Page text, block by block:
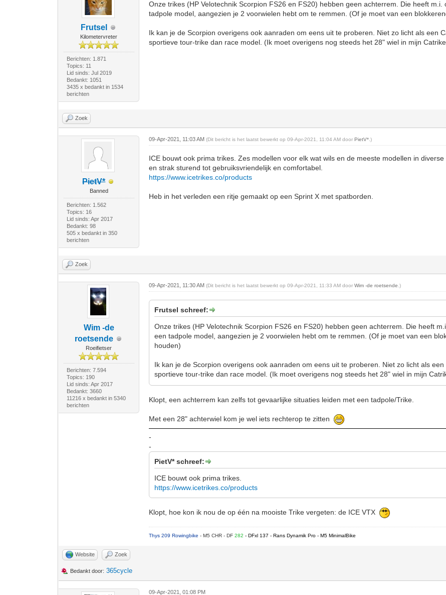
Frutsel
Kilometervreter
Berichten: 1.871
Topics: 11
Lid sinds: Jul 2019
Bedankt: 1051
3435 x bedankt in 1534
berichten
Onze trikes (HP Velotechnik Scorpion FS26 en FS20) hebben geen achterrem. Die heeft m.i.
tadpole model, aangezien je 2 voorwielen hebt om te remmen. (Of je moet van een
Ik kan je de Scorpion overigens ook aanraden om eens uit te proberen. Niet zo licht als een
sportieve tour-trike dan race model. (Ik moet overigens nog steeds het 28" wiel in mijn
Zoek
PietV*
Banned
Berichten: 1.562
Topics: 16
Lid sinds: Apr 2017
Bedankt: 98
505 x bedankt in 350
berichten
09-Apr-2021, 11:03 AM(Dit bericht is het laatst bewerkt op 09-Apr-2021, 11:04 AM doorPietV* .)
ICE bouwt ook prima trikes. Zes modellen voor elk wat wils en de meeste modellen in
en strak sturend tot gebruiksvriendelijk en comfortabel.
https://www.icetrikes.co/products
Heb in het verleden een ritje gemaakt op een Sprint X met spatborden.
Zoek
Wim -de
roetsende
Roeifietser
Berichten: 7.594
Topics: 190
Lid sinds: Apr 2017
Bedankt: 3660
11216 x bedankt in 5340
berichten
09-Apr-2021, 11:30 AM(Dit bericht is het laatst bewerkt op 09-Apr-2021, 11:33 AM doorWim -de roetsende .)
Frutsel schreef:
Onze trikes (HP Velotechnik Scorpion FS26 en FS20) hebben geen achterrem. Die heeft
een tadpole model, aangezien je 2 voorwielen hebt om te remmen. (Of je moet van een
houden)
Ik kan je de Scorpion overigens ook aanraden om eens uit te proberen. Niet zo licht als
sportieve tour-trike dan race model. (Ik moet overigens nog steeds het 28" wiel in mijn
Klopt, een achterrem kan zelfs tot gevaarlijke situaties leiden met een tadpole/Trike.
Met een 28" achterwiel kom je wel iets rechterop te zitten
-
-
PietV* schreef:
ICE bouwt ook prima trikes.
https://www.icetrikes.co/products
Klopt, hoe kon ik nou de op één na mooiste Trike vergeten: de ICE VTX
Thys 209 Rowingbike- M5 CHR - DF282- DFxl 137 - Rans Dynamik Pro - M5 MinimalBike
Website Zoek
Bedankt door: 365cycle
09-Apr-2021, 01:08 PM